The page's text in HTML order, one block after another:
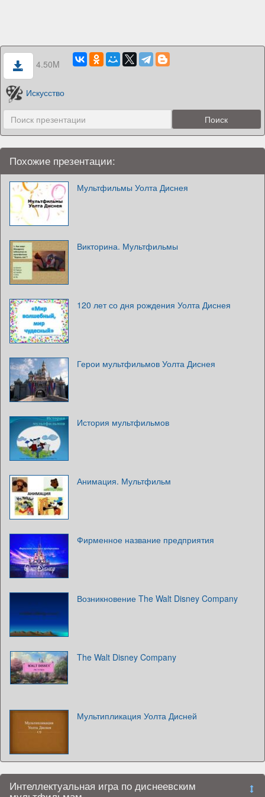
4.50M
Искусство
Похожие презентации:
Мультфильмы Уолта Диснея
Викторина. Мультфильмы
120 лет со дня рождения Уолта Диснея
Герои мультфильмов Уолта Диснея
История мультфильмов
Анимация. Мультфильм
Фирменное название предприятия
Возникновение The Walt Disney Company
The Walt Disney Company
Мультипликация Уолта Дисней
Интеллектуальная игра по диснеевским